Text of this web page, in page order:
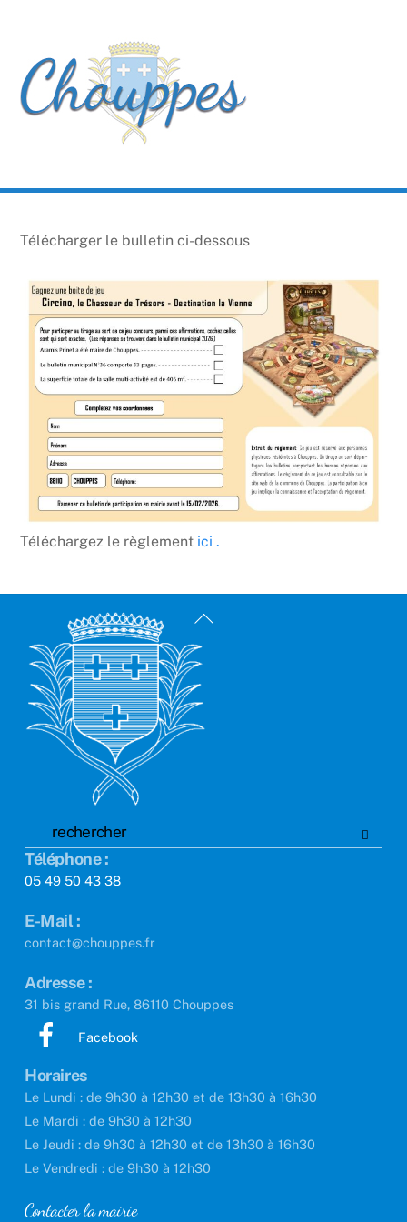
content
Télécharger le bulletin ci-dessous
Téléchargez le règlement ici .
Back
Téléphone :
05 49 50 43 38
E-Mail :
contact@chouppes.fr
Adresse :
31 bis grand Rue, 86110 Chouppes
Facebook
Horaires
Le Lundi : de 9h30 à 12h30 et de 13h30 à 16h30
Le Mardi : de 9h30 à 12h30
Le Jeudi : de 9h30 à 12h30 et de 13h30 à 16h30
Le Vendredi : de 9h30 à 12h30
Contacter la mairie